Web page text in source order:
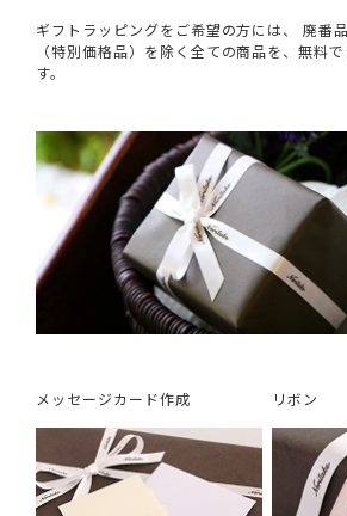
ギフトラッピングをご希望の方には、 廃番
（特別価格品）を除く全ての商品を、無料
す。
メッセージカード作成 リボン